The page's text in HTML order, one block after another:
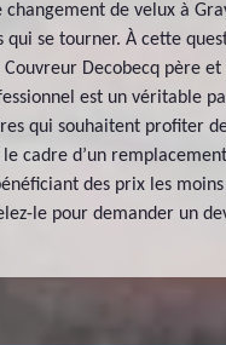
de velux à
qui se tourner. À cette
Couvreur Decobecq père
est un véritable
qui souhaitent profiter
le cadre d’un
des prix les
le pour demander un